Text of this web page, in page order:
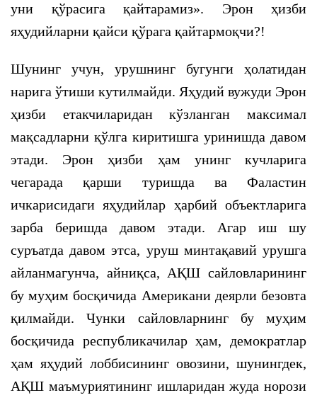
уни қўрасига қайтарамиз». Эрон ҳизби
яҳудийларни қайси қўрага қайтармоқчи?!
Шунинг учун, урушнинг бугунги ҳолатидан
нарига ўтиши кутилмайди. Яҳудий вужуди Эрон
ҳизби етакчиларидан кўзланган максимал
мақсадларни қўлга киритишга уринишда давом
этади. Эрон ҳизби ҳам унинг кучларига
чегарада қарши туришда ва Фаластин
ичкарисидаги яҳудийлар ҳарбий объектларига
зарба беришда давом этади. Агар иш шу
суръатда давом этса, уруш минтақавий урушга
айланмагунча, айниқса, АҚШ сайловларининг
бу муҳим босқичида Американи деярли безовта
қилмайди. Чунки сайловларнинг бу муҳим
босқичида республикачилар ҳам, демократлар
ҳам яҳудий лоббисининг овозини, шунингдек,
АҚШ маъмуриятининг ишларидан жуда норози